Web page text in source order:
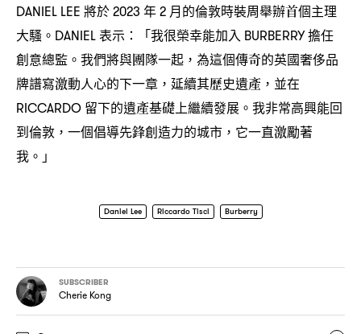
DANIEL LEE 將於2023 年2 月的倫敦時裝周舉辦首個主理
大騷。 DANIEL表示 ： 「我很榮幸能加入 BURBERRY擔任
創意總監。我們將與團隊一起 ， 為這個傳奇的英國奢侈品
牌譜寫激動人心的下一章 ， 延續其歷史遺產 ， 並在
RICCARDO 留下的遺產基礎上繼續發展。我非常高興能回
到倫敦 ， 一個倡導先鋒創造力的城市 ， 它一直激勵著
我。」
Daniel Lee Riccardo Tisci Burberry
SUBSCRIBER
Cherie Kong